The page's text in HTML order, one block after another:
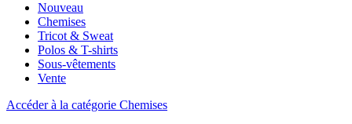
Nouveau
Chemises
Tricot & Sweat
Polos & T-shirts
Sous-vêtements
Vente
Accéder à la catégorie Chemises